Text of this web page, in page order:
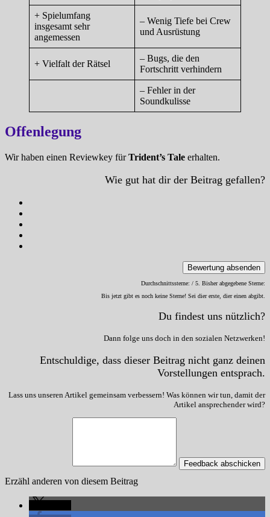
+ Spielumfang
insgesamt sehr
angemessen
– Wenig Tiefe bei Crew
und Ausrüstung
+ Vielfalt der Rätsel
– Bugs, die den
Fortschritt verhindern
– Fehler in der
Soundkulisse
Offenlegung
Wir haben einen Reviewkey fürTrident’s Tale erhalten.
Wie gut hat dir der Beitrag gefallen?
Bewertung absenden
Durchschnittssterne: / 5. Bisher abgegebene Sterne:
Bis jetzt gibt es noch keine Sterne! Sei dier erste, dier einen abgibt.
Du findest uns nützlich?
Dann folge uns doch in den sozialen Netzwerken!
Entschuldige, dass dieser Beitrag nicht ganz deinen
Vorstellungen entsprach.
Lass uns unseren Artikel gemeinsam verbessern! Was können wir tun, damit der
Artikel ansprechender wird?
Feedback abschicken
Erzähl anderen von diesem Beitrag